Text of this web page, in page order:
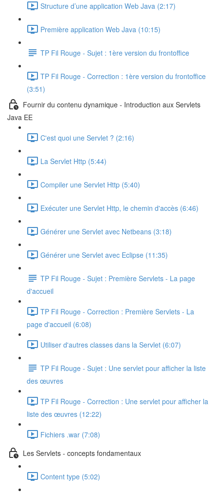
Structure d’une application Web Java (2:17)
Première application Web Java (10:15)
TP Fil Rouge - Sujet : 1ère version du frontoffice
TP Fil Rouge - Correction : 1ère version du frontoffice
(3:51)
Fournir du contenu dynamique - Introduction aux Servlets
Java EE
C'est quoi une Servlet ? (2:16)
La Servlet Http (5:44)
Compiler une Servlet Http (5:40)
Exécuter une Servlet Http, le chemin d'accès (6:46)
Générer une Servlet avec Netbeans (3:18)
Générer une Servlet avec Eclipse (11:35)
TP Fil Rouge - Sujet : Première Servlets - La page
d'accueil
TP Fil Rouge - Correction : Première Servlets - La
page d'accueil (6:08)
Utiliser d'autres classes dans la Servlet (6:07)
TP Fil Rouge - Sujet : Une servlet pour afficher la liste
des œuvres
TP Fil Rouge - Correction : Une servlet pour afficher la
liste des œuvres (12:22)
Fichiers .war (7:08)
Les Servlets - concepts fondamentaux
Content type (5:02)